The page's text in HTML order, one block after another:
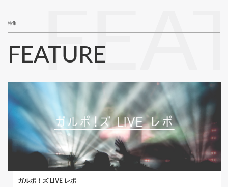
特集
FEATURE
ガルポ！ズ LIVE レポ